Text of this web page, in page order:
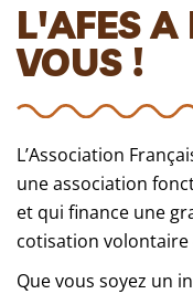
L'AFES A
VOUS !
L’Association
une association
et qui finance une
cotisation volontaire
Que vous soyez un